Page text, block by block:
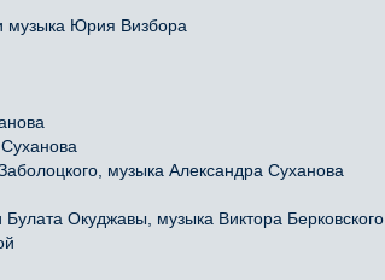
музыка Юрия Визбора
музыка Александра Суханова
Окуджавы, музыка Виктора Берковского